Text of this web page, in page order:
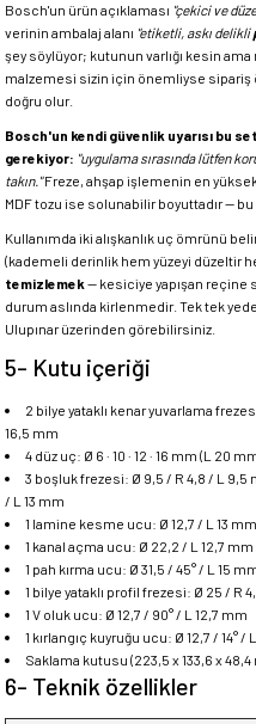
Bosch'un ürün açıklaması "çekici ve
verinin ambalaj alanı "etiketli, askı delikli
şey söylüyor; kutunun varlığı kesin
malzemesi sizin için önemliyse sipariş
doğru olur.
Bosch'un kendi güvenlik uyarısı bu
gerekiyor: "uygulama sırasında lütfen
takın."Freze, ahşap işlemenin en
MDF tozu ise solunabilir boyuttadır — bu
Kullanımda iki alışkanlık uç ömrünü
(kademeli derinlik hem yüzeyi düzeltir
temizlemek — kesiciye yapışan reçine
durum aslında kirlenmedir. Tek tek
Ulupınar üzerinden görebilirsiniz.
5- Kutu içeriği
2 bilye yataklı kenar yuvarlama
16,5 mm
4 düz uç: Ø 6 · 10 · 12 · 16 mm (L 20
3 boşluk frezesi: Ø 9,5 / R 4,8 / L 9,5
/ L 13 mm
1 lamine kesme ucu: Ø 12,7 / L 13 mm
1 kanal açma ucu: Ø 22,2 / L 12,7 mm
1 pah kırma ucu: Ø 31,5 / 45° / L 15
1 bilye yataklı profil frezesi: Ø 25 / R
1 V oluk ucu: Ø 12,7 / 90° / L 12,7 mm
1 kırlangıç kuyruğu ucu: Ø 12,7 / 14° /
Saklama kutusu (223,5 x 133,6 x 48,4
6- Teknik özellikler